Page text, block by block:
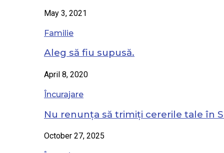
May 3, 2021
Familie
Aleg să fiu supusă.
April 8, 2020
Încurajare
Nu renunța să trimiți cererile tale în
October 27, 2025